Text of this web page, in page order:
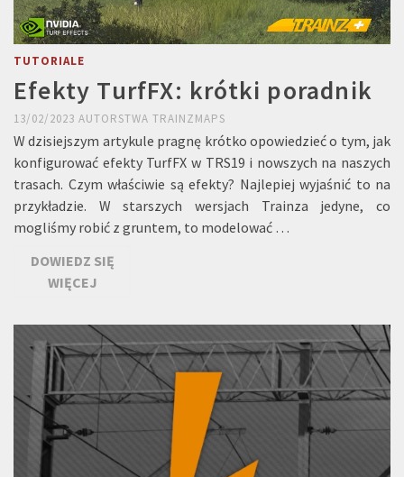
TUTORIALE
Efekty TurfFX: krótki poradnik
13/02/2023 AUTORSTWA TRAINZMAPS
W dzisiejszym artykule pragnę krótko opowiedzieć o tym, jak
konfigurować efekty TurfFX w TRS19 i nowszych na naszych
trasach. Czym właściwie są efekty? Najlepiej wyjaśnić to na
przykładzie. W starszych wersjach Trainza jedyne, co
mogliśmy robić z gruntem, to modelować …
DOWIEDZ SIĘ
WIĘCEJ